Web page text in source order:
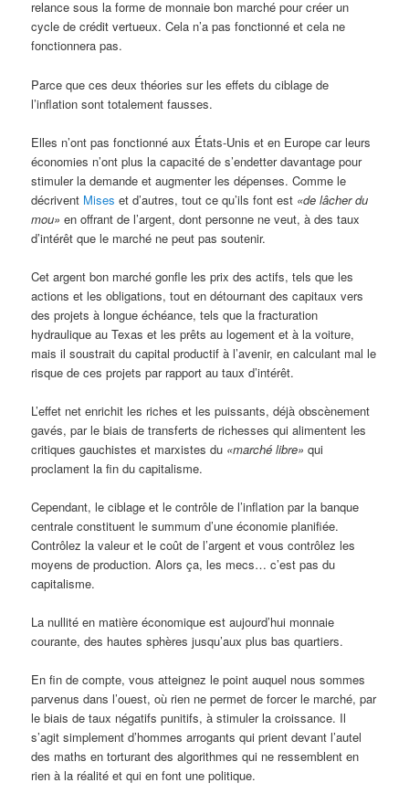
relance sous la forme de monnaie bon marché pour créer un
cycle de crédit vertueux. Cela n’a pas fonctionné et cela ne
fonctionnera pas.
Parce que ces deux théories sur les effets du ciblage de
l’inflation sont totalement fausses.
Elles n’ont pas fonctionné aux États-Unis et en Europe car leurs
économies n’ont plus la capacité de s’endetter davantage pour
stimuler la demande et augmenter les dépenses. Comme le
décrivent Mises et d’autres, tout ce qu’ils font est «de lâcher du
mou» en offrant de l’argent, dont personne ne veut, à des taux
d’intérêt que le marché ne peut pas soutenir.
Cet argent bon marché gonfle les prix des actifs, tels que les
actions et les obligations, tout en détournant des capitaux vers
des projets à longue échéance, tels que la fracturation
hydraulique au Texas et les prêts au logement et à la voiture,
mais il soustrait du capital productif à l’avenir, en calculant mal le
risque de ces projets par rapport au taux d’intérêt.
L’effet net enrichit les riches et les puissants, déjà obscènement
gavés, par le biais de transferts de richesses qui alimentent les
critiques gauchistes et marxistes du «marché libre» qui
proclament la fin du capitalisme.
Cependant, le ciblage et le contrôle de l’inflation par la banque
centrale constituent le summum d’une économie planifiée.
Contrôlez la valeur et le coût de l’argent et vous contrôlez les
moyens de production. Alors ça, les mecs… c’est pas du
capitalisme.
La nullité en matière économique est aujourd’hui monnaie
courante, des hautes sphères jusqu’aux plus bas quartiers.
En fin de compte, vous atteignez le point auquel nous sommes
parvenus dans l’ouest, où rien ne permet de forcer le marché, par
le biais de taux négatifs punitifs, à stimuler la croissance. Il
s’agit simplement d’hommes arrogants qui prient devant l’autel
des maths en torturant des algorithmes qui ne ressemblent en
rien à la réalité et qui en font une politique.